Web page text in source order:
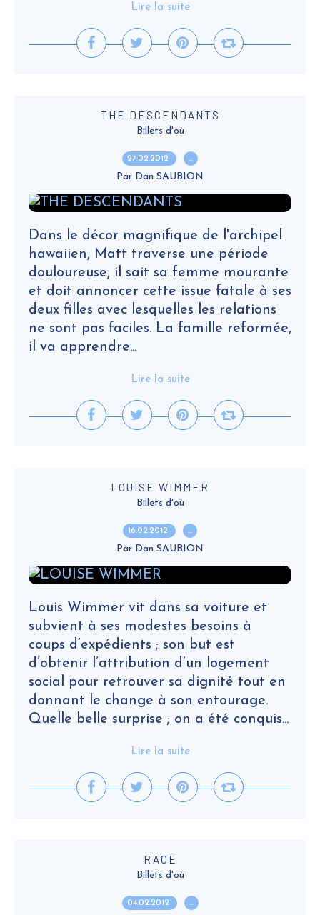
Lire la suite
THE DESCENDANTS
Billets d'où
27.02.2012 …
Par Dan SAUBION
Dans le décor magnifique de l'archipel
hawaiien, Matt traverse une période
douloureuse, il sait sa femme mourante
et doit annoncer cette issue fatale à ses
deux filles avec lesquelles les relations
ne sont pas faciles. La famille reformée,
il va apprendre...
Lire la suite
LOUISE WIMMER
Billets d'où
16.02.2012 …
Par Dan SAUBION
Louis Wimmer vit dans sa voiture et
subvient à ses modestes besoins à
coups d’expédients ; son but est
d’obtenir l’attribution d’un logement
social pour retrouver sa dignité tout en
donnant le change à son entourage.
Quelle belle surprise ; on a été conquis...
Lire la suite
RACE
Billets d'où
04.02.2012 …